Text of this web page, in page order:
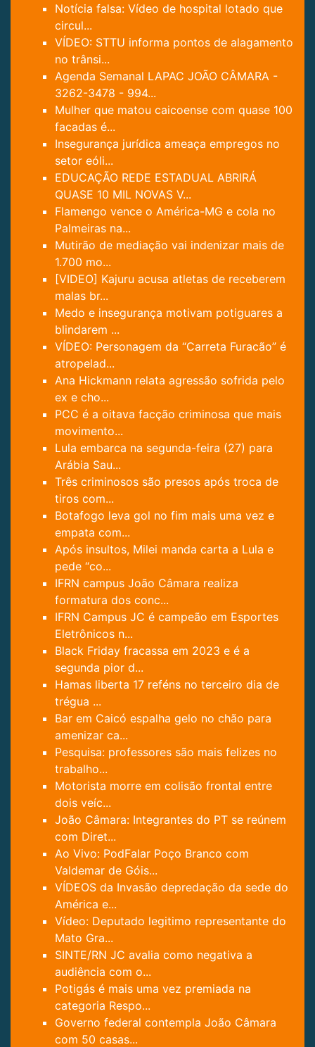
Notícia falsa: Vídeo de hospital lotado que
circul...
VÍDEO: STTU informa pontos de alagamento
no trânsi...
Agenda Semanal LAPAC JOÃO CÂMARA -
3262-3478 - 994...
Mulher que matou caicoense com quase 100
facadas é...
Insegurança jurídica ameaça empregos no
setor eóli...
EDUCAÇÃO REDE ESTADUAL ABRIRÁ
QUASE 10 MIL NOVAS V...
Flamengo vence o América-MG e cola no
Palmeiras na...
Mutirão de mediação vai indenizar mais de
1.700 mo...
[VIDEO] Kajuru acusa atletas de receberem
malas br...
Medo e insegurança motivam potiguares a
blindarem ...
VÍDEO: Personagem da “Carreta Furacão” é
atropelad...
Ana Hickmann relata agressão sofrida pelo
ex e cho...
PCC é a oitava facção criminosa que mais
movimento...
Lula embarca na segunda-feira (27) para
Arábia Sau...
Três criminosos são presos após troca de
tiros com...
Botafogo leva gol no fim mais uma vez e
empata com...
Após insultos, Milei manda carta a Lula e
pede “co...
IFRN campus João Câmara realiza
formatura dos conc...
IFRN Campus JC é campeão em Esportes
Eletrônicos n...
Black Friday fracassa em 2023 e é a
segunda pior d...
Hamas liberta 17 reféns no terceiro dia de
trégua ...
Bar em Caicó espalha gelo no chão para
amenizar ca...
Pesquisa: professores são mais felizes no
trabalho...
Motorista morre em colisão frontal entre
dois veíc...
João Câmara: Integrantes do PT se reúnem
com Diret...
Ao Vivo: PodFalar Poço Branco com
Valdemar de Góis...
VÍDEOS da Invasão depredação da sede do
América e...
Vídeo: Deputado legitimo representante do
Mato Gra...
SINTE/RN JC avalia como negativa a
audiência com o...
Potigás é mais uma vez premiada na
categoria Respo...
Governo federal contempla João Câmara
com 50 casas...